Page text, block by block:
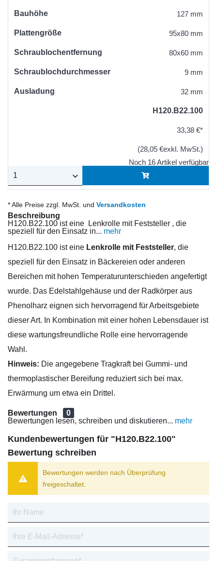
Bauhöhe 127 mm
Plattengröße 95x80 mm
Schraublochentfernung 80x60 mm
Schraublochdurchmesser 9 mm
Ausladung 32 mm
H120.B22.100
33,38 €*
(28,05 €exkl. MwSt.)
Noch 16 Artikel verfügbar
* Alle Preise zzgl. MwSt. und Versandkosten
Beschreibung
H120.B22.100 ist eine Lenkrolle mit Feststeller , die
speziell für den Einsatz in... mehr
H120.B22.100 ist eine Lenkrolle mit Feststeller, die
speziell für den Einsatz in Bäckereien oder anderen
Bereichen mit hohen Temperaturunterschieden angefertigt
wurde. Das Edelstahlgehäuse und der Radkörper aus
Phenolharz eignen sich hervorragend für Arbeitsgebiete
dieser Art. In Kombination mit einer hohen Lebensdauer ist
diese wartungsfreundliche Rolle eine hervorragende
Wahl.
Hinweis: Die angegebene Tragkraft bei Gummi- und
thermoplastischer Bereifung reduziert sich bei max.
Erwärmung um etwa ein Drittel.
Bewertungen
0
Bewertungen lesen, schreiben und diskutieren... mehr
Kundenbewertungen für "H120.B22.100"
Bewertung schreiben
Bewertungen werden nach Überprüfung
freigeschaltet.